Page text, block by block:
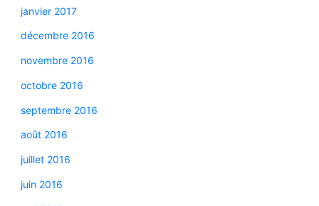
janvier 2017
décembre 2016
novembre 2016
octobre 2016
septembre 2016
août 2016
juillet 2016
juin 2016